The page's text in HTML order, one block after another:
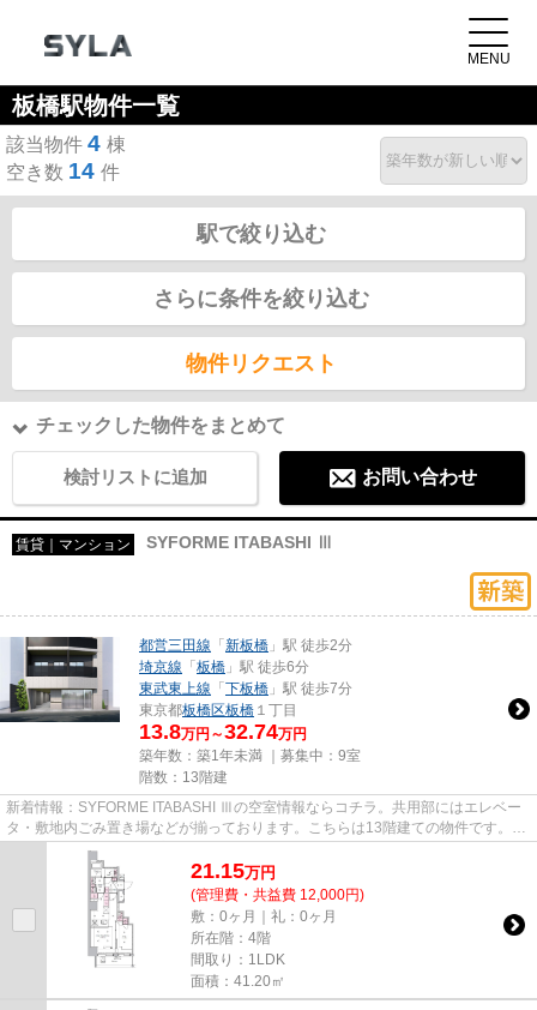
板橋駅物件一覧
該当物件 4 棟
空き数 14 件
駅で絞り込む
さらに条件を絞り込む
物件リクエスト
チェックした物件をまとめて
検討リストに追加 お問い合わせ
賃貸｜マンション SYFORME ITABASHI Ⅲ
都営三田線 「 新板橋 」駅 徒歩2分
埼京線 「 板橋 」駅 徒歩6分
東武東上線 「 下板橋 」駅 徒歩7分
東京都板橋区板橋 １丁目
13.8万円～32.74万円
築年数：築1年未満 ｜募集中： 9室
階数：13階建
新着情報：SYFORME ITABASHI Ⅲの空室情報ならコチラ。共用部にはエレベー
タ・敷地内ごみ置き場などが揃っております。こちらは13階建ての物件です。こ
ちらはマンションタイプになりま...
21.15万円
(管理費・共益費 12,000円)
敷：0ヶ月｜礼：0ヶ月
所在階：4階
間取り：1LDK
面積：41.20㎡